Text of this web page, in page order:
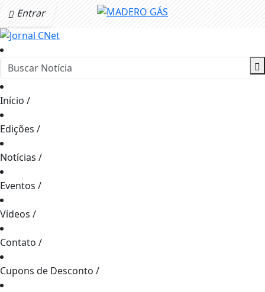
Entrar
Início /
Edições /
Notícias /
Eventos /
Vídeos /
Contato /
Cupons de Desconto /